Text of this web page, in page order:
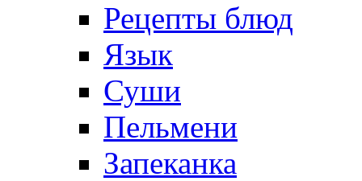
Рецепты блюд
Язык
Суши
Пельмени
Запеканка